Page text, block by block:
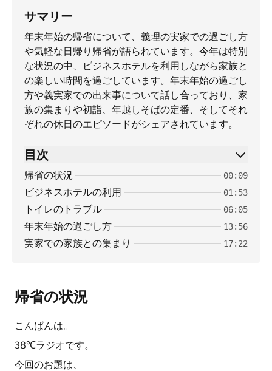
サマリー
年末年始の帰省について、義理の実家での過ごし方
や気軽な日帰り帰省が語られています。今年は特別
な状況の中、ビジネスホテルを利用しながら家族と
の楽しい時間を過ごしています。年末年始の過ごし
方や義実家での出来事について話し合っており、家
族の集まりや初詣、年越しそばの定番、そしてそれ
ぞれの休日のエピソードがシェアされています。
目次
帰省の状況 00:09
ビジネスホテルの利用 01:53
トイレのトラブル 06:05
年末年始の過ごし方 13:56
実家での家族との集まり 17:22
帰省の状況
こんばんは。
38℃ラジオです。
今回のお題は、